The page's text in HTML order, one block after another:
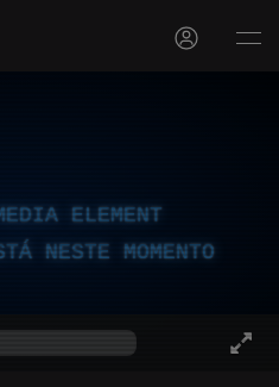
ELEMENT
NESTE MOMENTO